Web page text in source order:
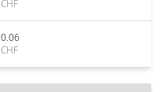
CHF
0.06
CHF